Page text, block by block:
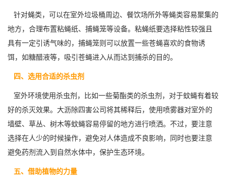
针对蝇类，可以在室外垃圾桶周边、餐饮场所外等蝇类容易聚集的
地方，合理布置粘蝇纸、捕蝇笼等设备。粘蝇纸要选择粘性较强且
具有一定引诱气味的，捕蝇笼则可以放置一些苍蝇喜欢的食物诱
饵，如糖醋液等，吸引苍蝇进入从而达到捕杀的目的。
四、选用合适的杀虫剂
室外环境使用杀虫剂，比如一些菊酯类的杀虫剂，对于蚊蝇有着较
好的杀灭效果。大沥除四害公司将其稀释后，使用喷雾器对室外的
墙壁、草丛、树木等蚊蝇容易停留的地方进行喷洒。不过，要注意
选择在人少的时候操作，避免对人体造成不良影响，同时也要注意
避免药剂流入到自然水体中，保护生态环境。
五、借助植物的力量